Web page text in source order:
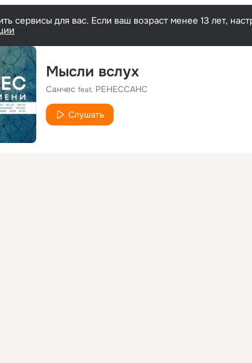
сервисы для вас. Если ваш возраст менее 13 лет,
Мысли вслух
Санчес feat. РЕНЕССАНС
Слушать